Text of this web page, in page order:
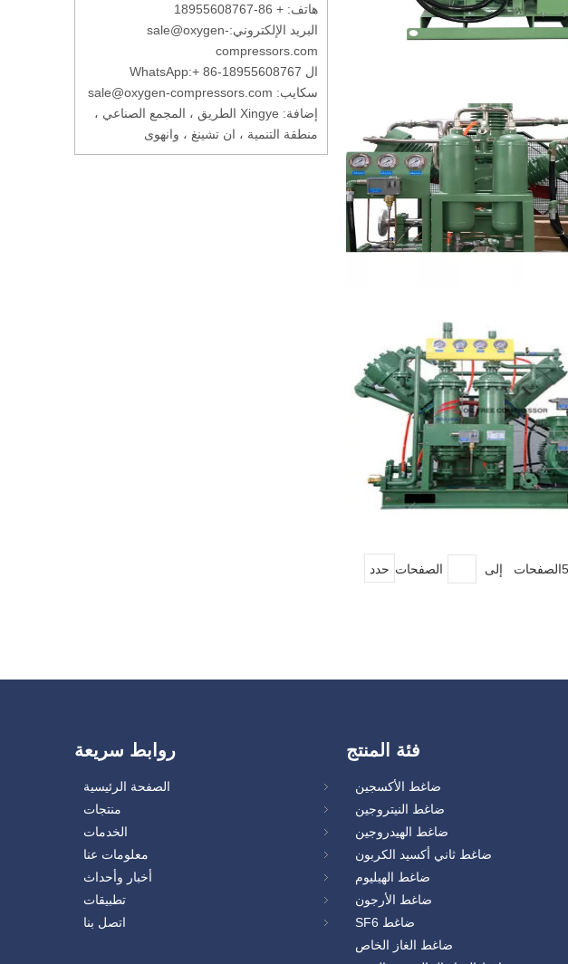
هاتف: + 86-18955608767
البريد الإلكتروني:sale@oxygen-
compressors.com
ال WhatsApp: + 86-18955608767
سكايب: sale@oxygen-compressors.com
إضافة: Xingye الطريق ، المجمع الصناعي ،
منطقة التنمية ، ان تشينغ ، وانهوى
الصفحات حدد
روابط سريعة
الصفحة الرئيسية
منتجات
الخدمات
معلومات عنا
أخبار وأحداث
تطبيقات
اتصل بنا
فئة المنتج
ضاغط الأكسجين
ضاغط النيتروجين
ضاغط الهيدروجين
ضاغط ثاني أكسيد الكربون
ضاغط الهيليوم
ضاغط الأرجون
ضاغط SF6
ضاغط الغاز الخاص